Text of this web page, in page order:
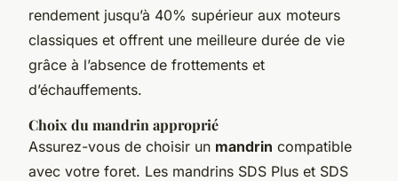
rendement jusqu’à 40% supérieur aux moteurs
classiques et offrent une meilleure durée de vie
grâce à l’absence de frottements et
d’échauffements.
Choix du mandrin approprié
Assurez-vous de choisir un mandrin compatible
avec votre foret. Les mandrins SDS Plus et SDS